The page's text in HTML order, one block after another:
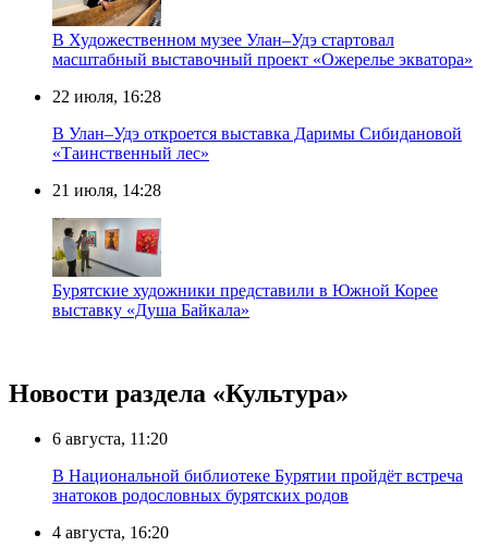
В Художественном музее Улан–Удэ стартовал
масштабный выставочный проект «Ожерелье экватора»
22 июля, 16:28
В Улан–Удэ откроется выставка Даримы Сибидановой
«Таинственный лес»
21 июля, 14:28
Бурятские художники представили в Южной Корее
выставку «Душа Байкала»
Новости раздела «Культура»
6 августа, 11:20
В Национальной библиотеке Бурятии пройдёт встреча
знатоков родословных бурятских родов
4 августа, 16:20